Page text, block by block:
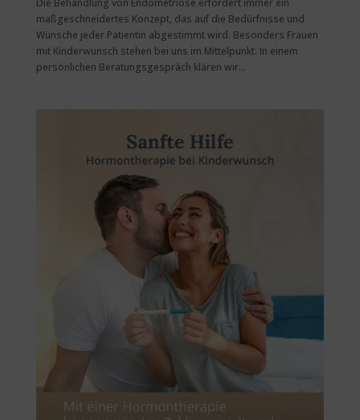
Die Behandlung von Endometriose erfordert immer ein
maßgeschneidertes Konzept, das auf die Bedürfnisse und
Wünsche jeder Patientin abgestimmt wird. Besonders Frauen
mit Kinderwunsch stehen bei uns im Mittelpunkt: In einem
persönlichen Beratungsgespräch klären wir...